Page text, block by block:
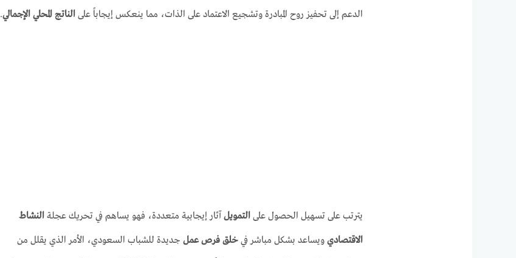
الدعم إلى تحفيز روح المبادرة وتشجيع الاعتماد على الذات، مما ينعكس إيجاباً على الناتج المحلي الإجمالي.
يترتب على تسهيل الحصول على التمويل آثار إيجابية متعددة، فهو يساهم في تحريك عجلة النشاط
الاقتصادي ويساعد بشكل مباشر في خلق فرص عمل جديدة للشباب السعودي، الأمر الذي يقلل من